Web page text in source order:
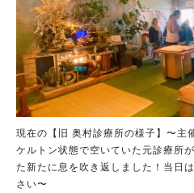
現在の【旧 奥村診療所の様子】〜主
ケルトン状態で空いていた元診療所
た新たに息を吹き返しました！当日
さい〜